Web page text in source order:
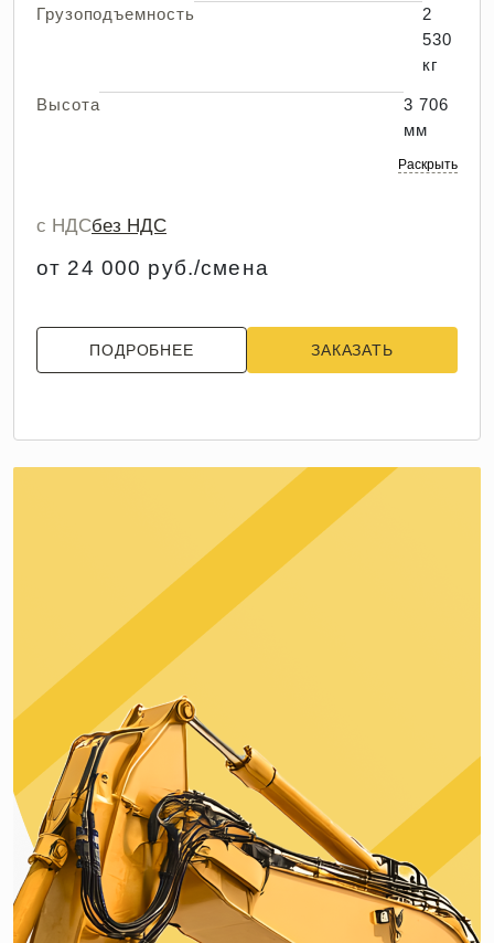
Грузоподъемность
2
530
кг
Высота
3 706
мм
Раскрыть
с НДСбез НДС
от 24 000 руб./смена
ПОДРОБНЕЕ ЗАКАЗАТЬ